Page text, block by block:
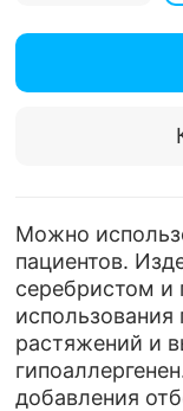
Можно
пациентов.
серебристом и
растяжений и
добавления